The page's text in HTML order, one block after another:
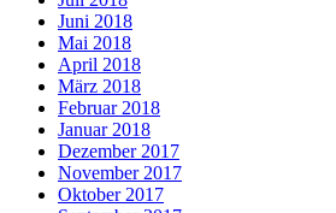
Juni 2018
Mai 2018
April 2018
März 2018
Februar 2018
Januar 2018
Dezember 2017
November 2017
Oktober 2017